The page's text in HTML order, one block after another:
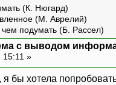
(К. Нюгард)
(М. Аврелий)
подумать (Б. Рассел)
с выводом
15:11 »
бы хотела